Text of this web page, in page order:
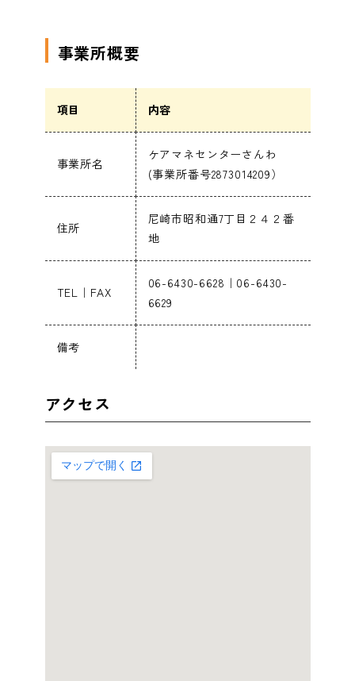
事業所概要
項目 内容
事業所名
ケアマネセンターさんわ
(事業所番号2873014209）
住所
尼崎市昭和通7丁目２４２番
地
TEL｜FAX
06-6430-6628｜06-6430-
6629
備考
アクセス